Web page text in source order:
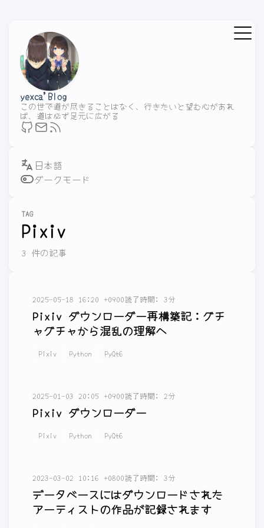
yexca'Blog
この世で道が尽きることはなく、行きたいと望む心があれ
ば、道は必ず足元に広がる
ダークモード
TAG
Pixiv
3 件の記事
2025-05-18 16:20 +0900読了時間: 3分
Pixiv ダウンローダー再構築記：グチ
ャグチャから混乱の理解へ
Pixiv Python PyQt6
2025-01-03 20:05 +0900読了時間: 2分
Pixiv ダウンローダー
Pixiv Python PyQt6
2023-03-02 10:16 +0800読了時間: 3分
データベースにはダウンロードされた
アーティストの作品が記録されます